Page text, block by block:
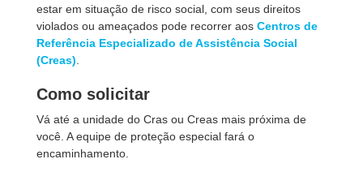
estar em situação de risco social, com seus direitos
violados ou ameaçados pode recorrer aos Centros de
Referência Especializado de Assistência Social
(Creas)
Como solicitar
Vá até a unidade do Cras ou Creas mais próxima de
você. A equipe de proteção especial fará o
encaminhamento.